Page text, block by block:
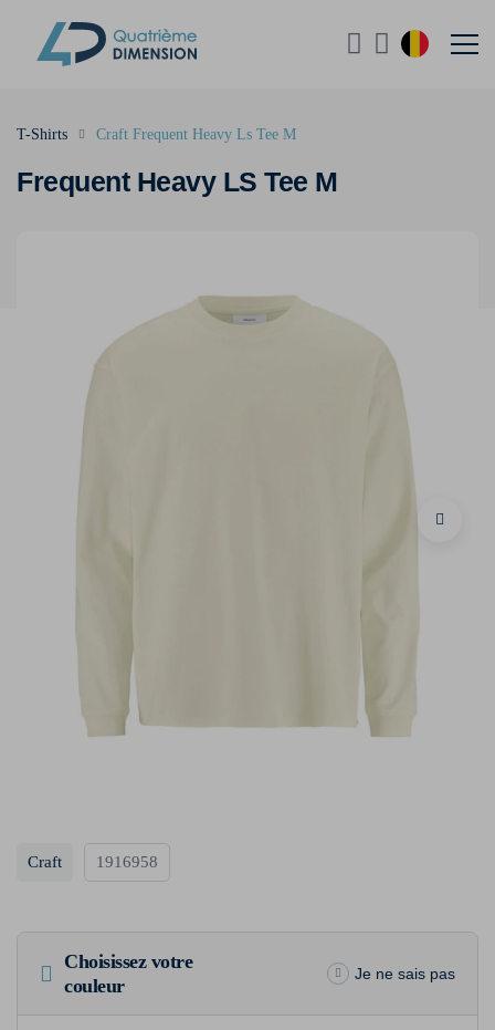
Frequent Heavy LS Tee M
T-Shirts Craft Frequent Heavy Ls Tee M
Craft 1916958
Choisissez votre
couleur
Je ne sais pas